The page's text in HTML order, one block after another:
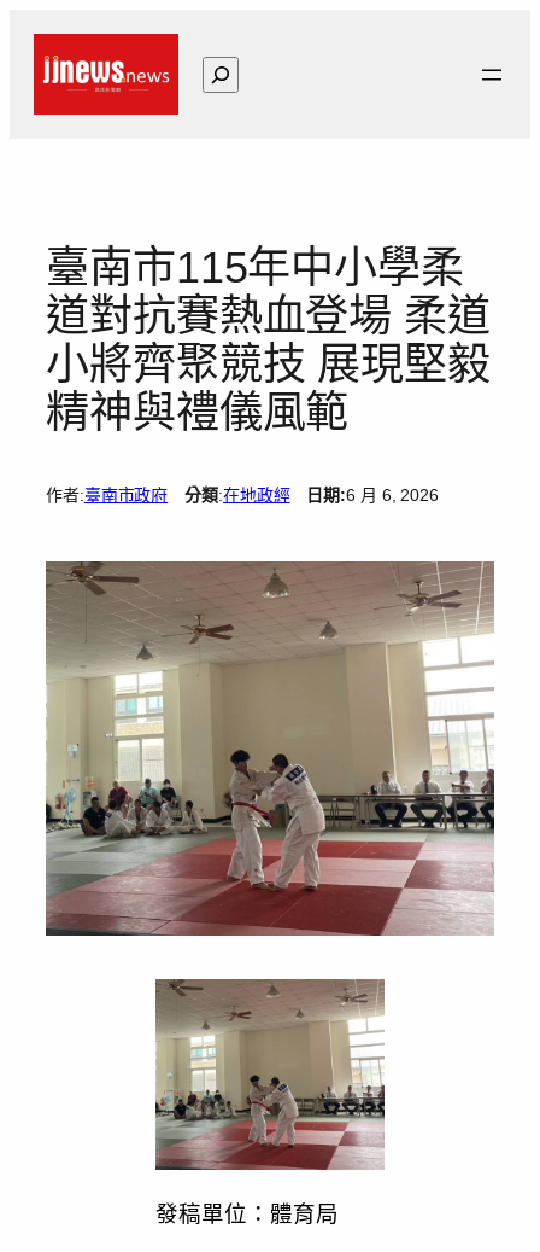
搜
尋
臺南市115年中小學柔
道對抗賽熱血登場 柔道
小將齊聚競技 展現堅毅
精神與禮儀風範
作者:臺南市政府 分類:在地政經日期:6 月 6, 2026
發稿單位：體育局